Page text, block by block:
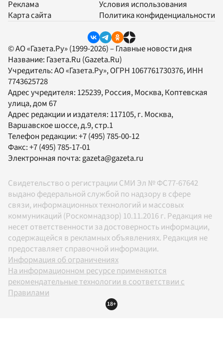
Реклама
Карта сайта
Условия использования
Политика конфиденциальности
© АО «Газета.Ру» (1999-2026) – Главные новости дня
Название: Газета.Ru (Gazeta.Ru)
Учредитель:АО «Газета.Ру», ОГРН 1067761730376, ИНН
7743625728
Адрес учредителя: 125239, Россия, Москва, Коптевская
улица, дом 67
Адрес редакции и издателя: 117105, г. Москва,
Варшавское шоссе, д.9, стр.1
Телефон редакции:+7 (495) 785-00-12
Факс:+7 (495) 785-17-01
Электронная почта: gazeta@gazeta.ru
Свидетельство о регистрации СМИ Эл № ФС77-67642
выдано федеральной службой по надзору в сфере
связи, информационных технологий и массовых
коммуникаций (Роскомнадзор) 10.11.2016 г. Редакция не
несет ответственности за достоверность информации,
содержащейся в рекламных объявлениях. Редакция не
предоставляет справочной информации.
Информация об ограничениях
На информационном ресурсе применяются
рекомендательные технологии в соответствии с
Правилами
18+